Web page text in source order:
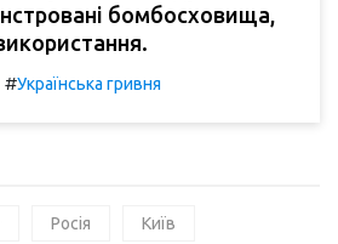
бомбосховища,
#Українська гривня
Росія Київ